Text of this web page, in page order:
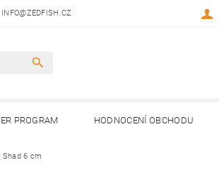
INFO@ZEDFISH.CZ
PROGRAM HODNOCENÍ OBCHODU
Shad 6 cm